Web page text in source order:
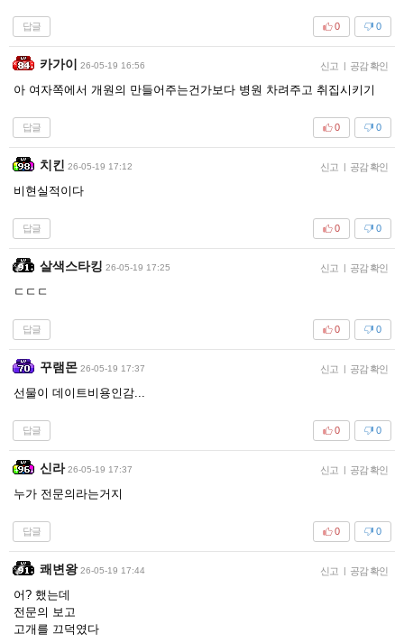
답글 0
0
카가이 26-05-19 16:56 신고 | 공감 확인
아 여자쪽에서 개원의 만들어주는건가보다 병원 차려주고 취집시키기
답글 0
0
치킨 26-05-19 17:12 신고 | 공감 확인
비현실적이다
답글 0
0
살색스타킹 26-05-19 17:25 신고 | 공감 확인
ㄷㄷㄷ
답글 0
0
꾸램몬 26-05-19 17:37 신고 | 공감 확인
선물이 데이트비용인감...
답글 0
0
신라 26-05-19 17:37 신고 | 공감 확인
누가 전문의라는거지
답글 0
0
쾌변왕 26-05-19 17:44 신고 | 공감 확인
어? 했는데
전문의 보고
고개를 끄덕였다